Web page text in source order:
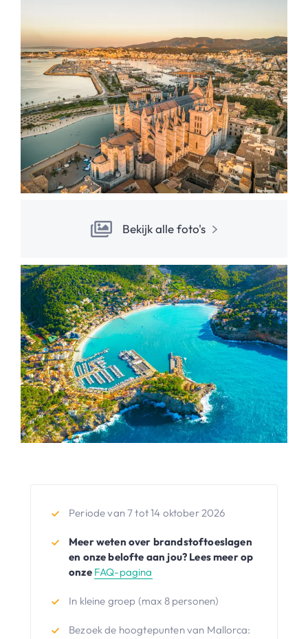
Bekijk alle foto's
Periode van 7 tot 14 oktober 2026
Meer weten over brandstoftoeslagen
en onze belofte aan jou? Lees meer op
onze FAQ-pagina
In kleine groep (max 8 personen)
Bezoek de hoogtepunten van Mallorca: